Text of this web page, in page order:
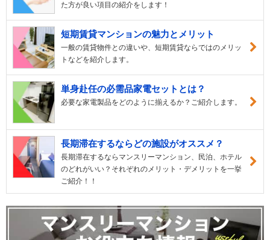
た方が良い項目の紹介をします！
短期賃貸マンションの魅力とメリット
一般の賃貸物件との違いや、短期賃貸ならではのメリッ
トなどを紹介します。
単身赴任の必需品家電セットとは？
必要な家電製品をどのように揃えるか？ご紹介します。
長期滞在するならどの施設がオススメ？
長期滞在するならマンスリーマンション、民泊、ホテル
のどれがいい？それぞれのメリット・デメリットを一挙
ご紹介！！